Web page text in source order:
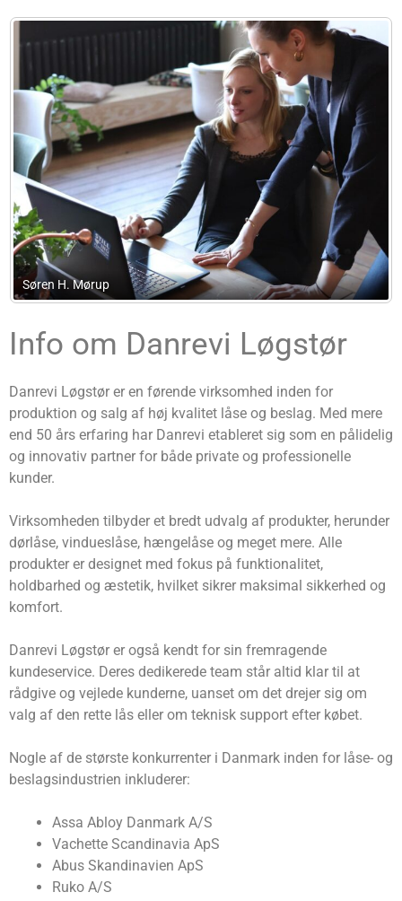
KM Bogføring
Info om Danrevi Løgstør
Danrevi Løgstør er en førende virksomhed inden for
produktion og salg af høj kvalitet låse og beslag. Med mere
end 50 års erfaring har Danrevi etableret sig som en pålidelig
og innovativ partner for både private og professionelle
kunder.
Virksomheden tilbyder et bredt udvalg af produkter, herunder
dørlåse, vindueslåse, hængelåse og meget mere. Alle
produkter er designet med fokus på funktionalitet,
holdbarhed og æstetik, hvilket sikrer maksimal sikkerhed og
komfort.
Danrevi Løgstør er også kendt for sin fremragende
kundeservice. Deres dedikerede team står altid klar til at
rådgive og vejlede kunderne, uanset om det drejer sig om
valg af den rette lås eller om teknisk support efter købet.
Nogle af de største konkurrenter i Danmark inden for låse- og
beslagsindustrien inkluderer:
Assa Abloy Danmark A/S
Vachette Scandinavia ApS
Abus Skandinavien ApS
Ruko A/S